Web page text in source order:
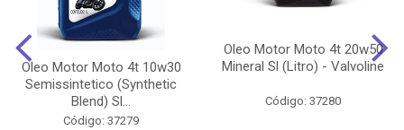
Oleo Motor Moto 4t 10w30
Semissintetico (Synthetic
Blend) Sl...
Código: 37279
Oleo Motor Moto 4t 20w50
Mineral Sl (Litro) - Valvoline
Código: 37280